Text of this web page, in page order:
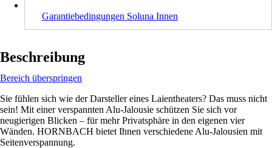
Garantiebedingungen Soluna Innen
Beschreibung
Bereich überspringen
Sie fühlen sich wie der Darsteller eines Laientheaters? Das muss nicht
sein! Mit einer verspannten Alu-Jalousie schützen Sie sich vor
neugierigen Blicken – für mehr Privatsphäre in den eigenen vier
Wänden. HORNBACH bietet Ihnen verschiedene Alu-Jalousien mit
Seitenverspannung.